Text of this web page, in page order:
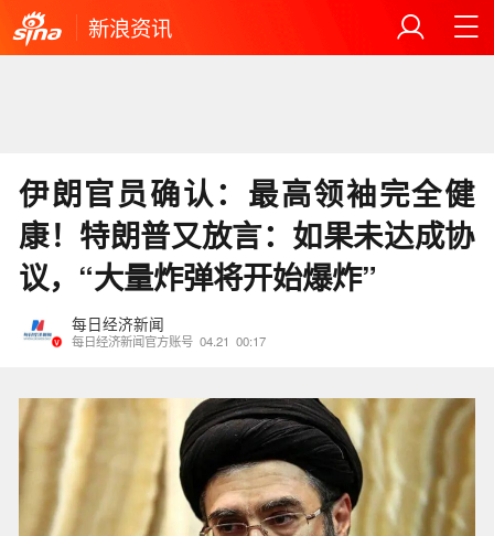
新浪资讯
伊朗官员确认：最高领袖完全健
康！特朗普又放言：如果未达成协
议，“大量炸弹将开始爆炸”
每日经济新闻
每日经济新闻官方账号 04.21 00:17